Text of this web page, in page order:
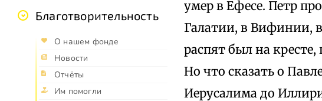
Благотворительность
О нашем фонде
Новости
Отчёты
Им помогли
умер в Ефесе. Петр
Галатии, в Вифинии,
распят был на
Но что сказать о
Иерусалима до